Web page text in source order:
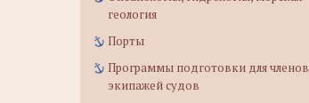
геология
Порты
Программы подготовки для членов
экипажей судов